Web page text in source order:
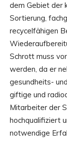
dem Gebiet der
Sortierung,
recycelfähigen
Schrott muss
werden, da er
gesundheits-
giftige und
Mitarbeiter der
hochqualifiziert
notwendige